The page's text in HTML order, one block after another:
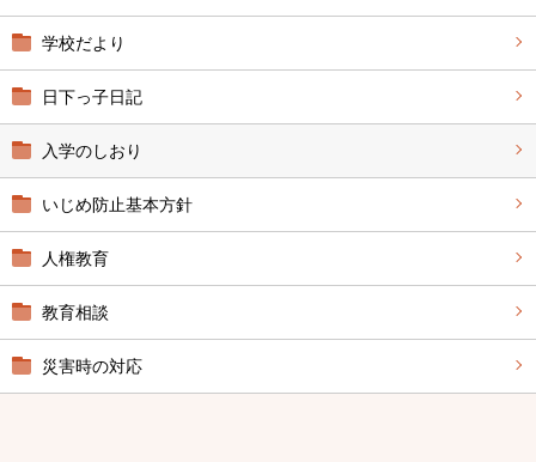
学校だより
日下っ子日記
入学のしおり
いじめ防止基本方針
人権教育
教育相談
災害時の対応